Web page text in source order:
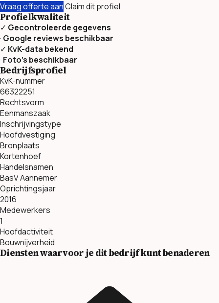
Vraag offerte aanClaim dit profiel
Profielkwaliteit
✓ Gecontroleerde gegevens
· Google reviews beschikbaar
✓ KvK-data bekend
· Foto’s beschikbaar
Bedrijfsprofiel
KvK-nummer
66322251
Rechtsvorm
Eenmanszaak
Inschrijvingstype
Hoofdvestiging
Bronplaats
Kortenhoef
Handelsnamen
BasV Aannemer
Oprichtingsjaar
2016
Medewerkers
1
Hoofdactiviteit
Bouwnijverheid
Diensten waarvoor je dit bedrijf kunt benaderen